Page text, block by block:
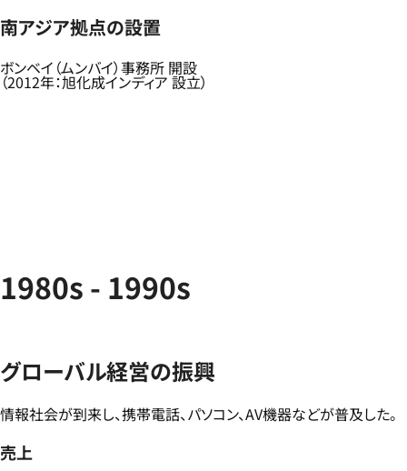
南アジア拠点の設置​
ボンベイ（ムンバイ）事務所 開設​
（2012年：旭化成インディア 設立）​
1980s - 1990s
グローバル経営の振興
情報社会が到来し、携帯電話、パソコン、AV機器などが普及した。
売上